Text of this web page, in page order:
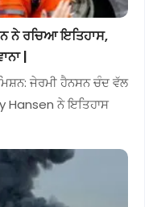
ਨੇ ਰਚਿਆ ਇਤਿਹਾਸ,
|
ਜੇਰਮੀ ਹੈਨਸਨ ਚੰਦ ਵੱਲ
Hansen ਨੇ ਇਤਿਹਾਸ